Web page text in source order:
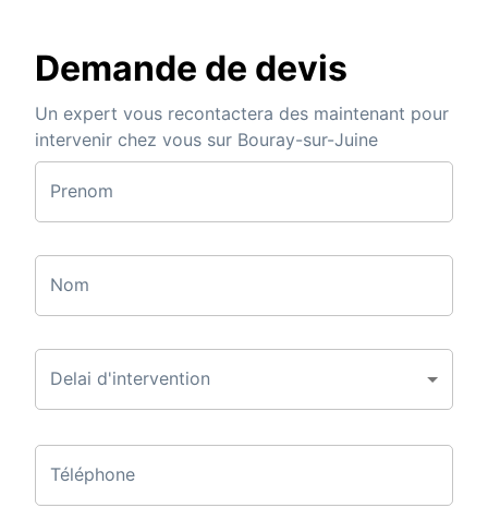
Demande de devis
Un expert vous recontactera des maintenant pour
intervenir chez vous sur Bouray-sur-Juine
Prenom
Nom
Delai d'intervention
Téléphone